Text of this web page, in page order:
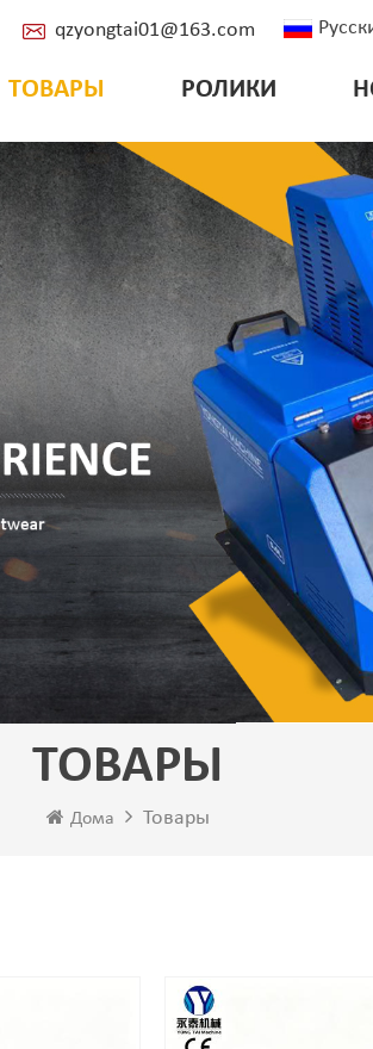
qzyongtai01@163.com
ТОВАРЫ РОЛИКИ
ТОВАРЫ
Дома Товары